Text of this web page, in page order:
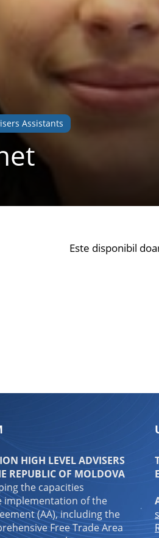
Assistants
Este disponibil
HIGH LEVEL ADVISERS
REPUBLIC OF MOLDOVA
the capacities
implementation of the
(AA), including the
Free Trade Area